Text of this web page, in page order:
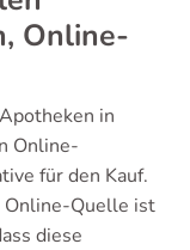
Online-
in
Online-
für den Kauf.
Online-Quelle ist
diese